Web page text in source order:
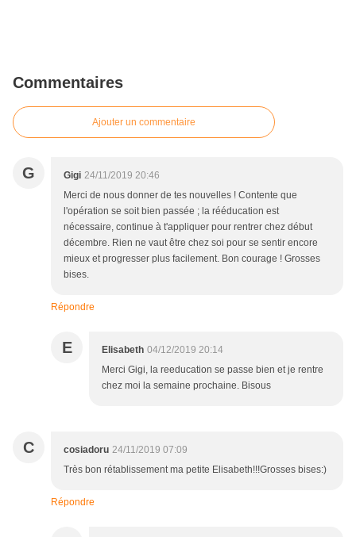
Commentaires
Ajouter un commentaire
G Gigi 24/11/2019 20:46
Merci de nous donner de tes nouvelles ! Contente que
l'opération se soit bien passée ; la rééducation est
nécessaire, continue à t'appliquer pour rentrer chez début
décembre. Rien ne vaut être chez soi pour se sentir encore
mieux et progresser plus facilement. Bon courage ! Grosses
bises.
Répondre
E Elisabeth 04/12/2019 20:14
Merci Gigi, la reeducation se passe bien et je rentre
chez moi la semaine prochaine. Bisous
C cosiadoru 24/11/2019 07:09
Très bon rétablissement ma petite Elisabeth!!!Grosses bises:)
Répondre